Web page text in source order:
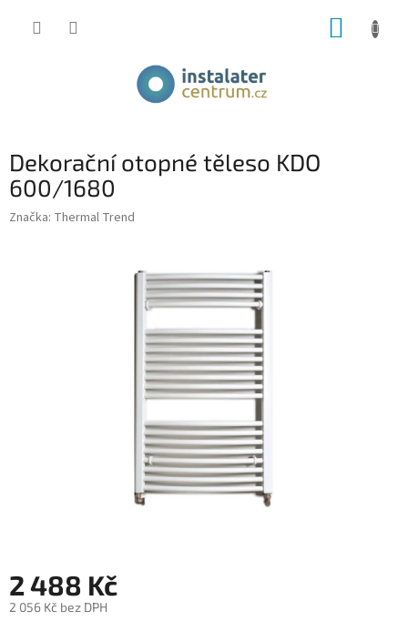
Dekorační otopné těleso KDO
600/1680
Značka: Thermal Trend
2 488 Kč
2 056 Kč bez DPH